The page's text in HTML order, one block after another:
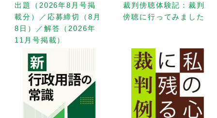
出題（2026年8月号掲
載分）／応募締切（8月
8日）／解答（2026年
11月号掲載）
裁判傍聴体験記：裁判
傍聴に行ってみました